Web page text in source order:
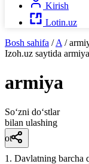
Kirish
Lotin.uz
Bosh sahifa / A /
Izoh.uz saytida armiya
armiya
So‘zni do‘stlar
bilan ulashing
ot
1. Davlatning barcha